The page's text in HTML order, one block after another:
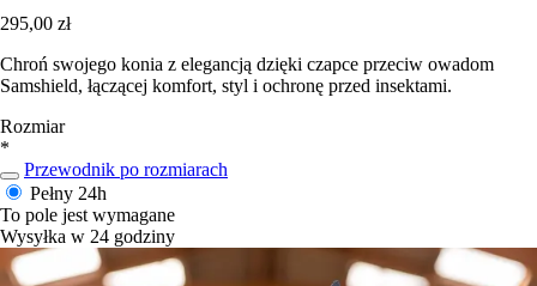
295,00 zł
Chroń swojego konia z elegancją dzięki czapce przeciw owadom
Samshield, łączącej komfort, styl i ochronę przed insektami.
Rozmiar
*
Przewodnik po rozmiarach
Pełny 24h
To pole jest wymagane
Wysyłka w 24 godziny